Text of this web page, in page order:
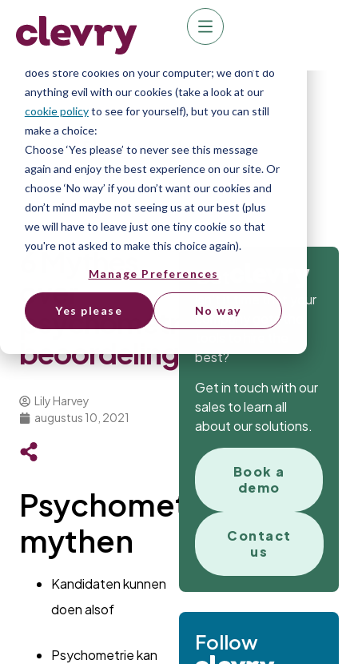
We know right? These cookie pop-ups can really
ruin your visit, so we’ll make this quick. This website
does store cookies on your computer; we don’t do
anything evil with our cookies (take a look at our
cookie policyto see for yourself), but you can still
make a choice:
Choose ‘Yes please’ to never see this message
again and enjoy the best experience on our site. Or
choose ‘No way’ if you don’t want our cookies and
don’t mind maybe not seeing us at our best (plus
we will have to leave just one tiny cookie so that
you're not asked to make this choice again).
Manage Preferences
Yes please No way
Home»Blog»6 Mythes over
psychometrische beoordelingen
6 Mythes
over
psychometrische
beoordelingen
Lily Harvey
augustus 10, 2021
Psychometrische
mythen
Kandidaten kunnen
doen alsof
Psychometrie kan
Get
Isn’t it time that your
company gets the
best?
Get in touch with our
sales to learn all
about our solutions.
Book a
demo
Contact
us
Follow